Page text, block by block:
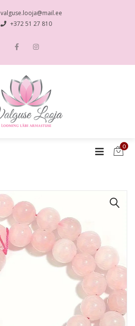
valguse.looja@mail.ee
+372 51 27 810
0